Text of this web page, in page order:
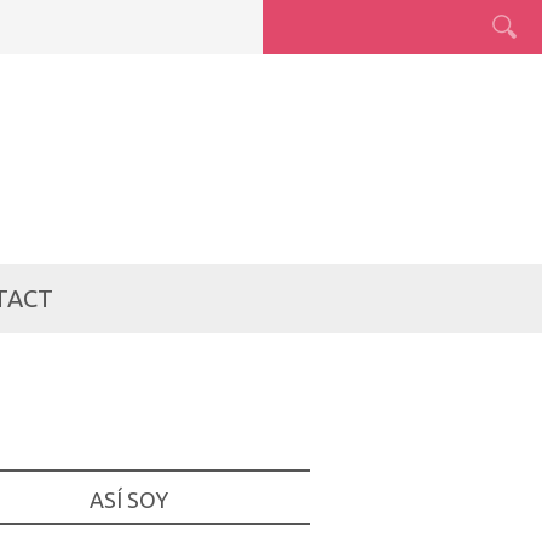
ASÍ SOY